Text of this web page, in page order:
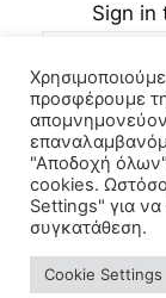
Sign in
προσφέρουμε
"Αποδοχή
cookies.
Settings" για
συγκατάθεση.
Cookie Settings